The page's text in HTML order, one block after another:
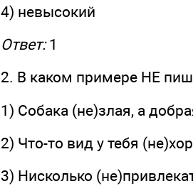
4) невысокий
Ответ:1
2. В каком примере НЕ
1) Собака (не)злая, а
2) Что-то вид у тебя
3) Нисколько